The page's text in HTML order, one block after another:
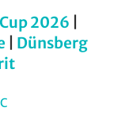
2026
Dünsberg